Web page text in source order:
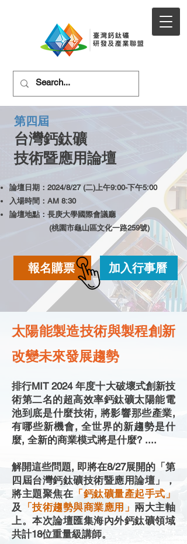
第四屆
台灣鈣鈦礦
技術暨應用論壇
論壇日期：2024/8/27 (二)上午9:00-下午5:00
入場時間：AM 8:30
論壇地點：長庚大學國際會議廳
(桃園市龜山區文化一路259號)
加入行事曆
報名購票
太陽能製造技術與製程創新
改變未來發展趨勢
排行MIT 2024 年度十大破壞式創新技
術第二名的超高效率鈣鈦礦太陽能電
池到底是什麼技術, 將影響那些產業,
有哪些新機會, 全世界的新趨勢是什
麼, 全新的商業模式將是什麼? ....
解開這些問題, 即將在8/27展開的「第
四屆台灣鈣鈦礦技術暨應用論壇」，
將主題聚焦在 「鈣鈦礦量產起手式」
及 「技術趨勢與商業應用」 兩大主軸
上。本次論壇匯集海內外鈣鈦礦領域
共計18位重量級講師。